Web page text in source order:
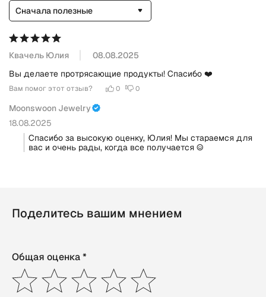
Сначала полезные
Квачель Юлия
08.08.2025
Вы делаете протрясающие продукты! Спасибо ❤️
Вам помог этот отзыв? 0 0
Moonswoon Jewelry
18.08.2025
Спасибо за высокую оценку, Юлия! Мы стараемся для
вас и очень рады, когда все получается ☺️
Поделитесь вашим мнением
Общая оценка *